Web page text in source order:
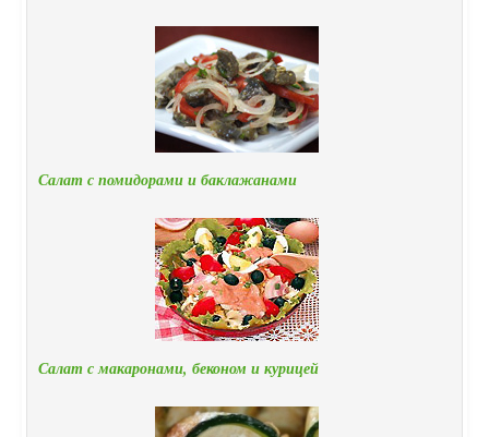
Салат с помидорами и баклажанами
Салат с макаронами, беконом и курицей